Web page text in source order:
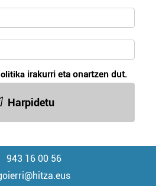
irakurri eta onartzen dut.
Harpidetu
943 16 00 56